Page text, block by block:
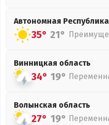
Автономная
35° 21°
Винницкая область
34° 19°
Волынская область
27° 19°